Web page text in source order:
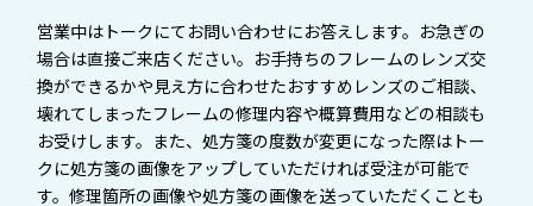
営業中はトークにてお問い合わせにお答えします。お急ぎの
場合は直接ご来店ください。お手持ちのフレームのレンズ交
換ができるかや見え方に合わせたおすすめレンズのご相談、
壊れてしまったフレームの修理内容や概算費用などの相談も
お受けします。また、処方箋の度数が変更になった際はトー
クに処方箋の画像をアップしていただければ受注が可能で
す。修理箇所の画像や処方箋の画像を送っていただくことも